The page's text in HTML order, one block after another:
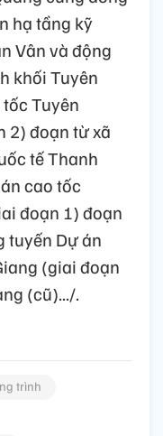
hạ tầng kỹ
Vân và động
khối Tuyên
Tuyên
2) đoạn từ xã
tế Thanh
cao tốc
đoạn 1) đoạn
tuyến Dự án
(giai đoạn
(cũ).../.
trình